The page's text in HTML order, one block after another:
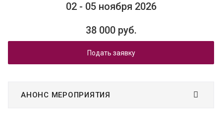
02 - 05 ноября 2026
38 000 руб.
Подать заявку
АНОНС МЕРОПРИЯТИЯ